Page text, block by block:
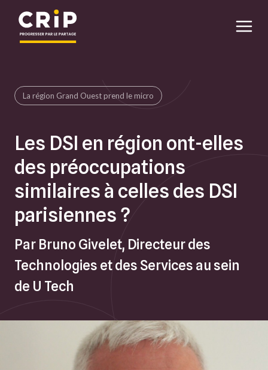
La région Grand Ouest prend le micro
Les DSI en région ont-elles
des préoccupations
similaires à celles des DSI
parisiennes ?
Par Bruno Givelet, Directeur des
Technologies et des Services au sein
de U Tech